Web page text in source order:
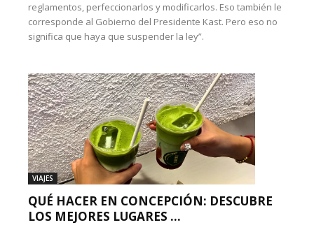
reglamentos, perfeccionarlos y modificarlos. Eso también le
corresponde al Gobierno del Presidente Kast. Pero eso no
significa que haya que suspender la ley”.
VIAJES
QUÉ HACER EN CONCEPCIÓN: DESCUBRE
LOS MEJORES LUGARES ...